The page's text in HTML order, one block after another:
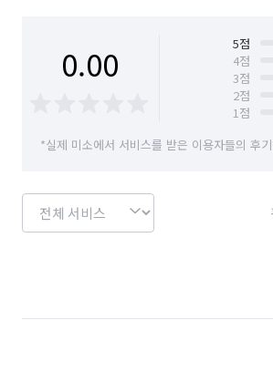
0.00 5점
4점
3점
2점
1점
*실제 미소에서 서비스를 받은 이용자들의 후